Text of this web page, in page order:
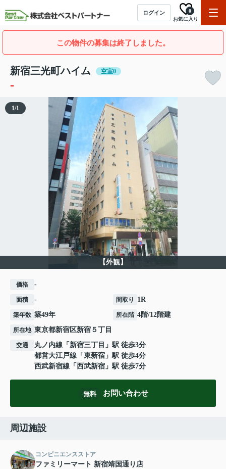
ログイン
お気に入り
0
この物件の募集は終了しました。
新宿三光町ハイム 空室0
-
【外観】
1/1
価格 -
面積 - 間取り 1R
築年数 築49年 所在階 4階/12階建
所在地 東京都新宿区新宿 ５丁目
交通 丸ノ内線 「 新宿三丁目 」駅 徒歩3分
都営大江戸線 「 東新宿 」駅 徒歩4分
西武新宿線 「 西武新宿 」駅 徒歩7分
無料 お問い合わせ
周辺施設
コンビニエンスストア
ファミリーマート 新宿靖国通り店